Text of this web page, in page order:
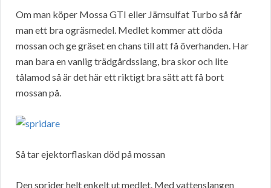
Om man köper Mossa GTI eller Järnsulfat Turbo så får
man ett bra ogräsmedel. Medlet kommer att döda
mossan och ge gräset en chans till att få överhanden. Har
man bara en vanlig trädgårdsslang, bra skor och lite
tålamod så är det här ett riktigt bra sätt att få bort
mossan på.
Så tar ejektorflaskan död på mossan
Den sprider helt enkelt ut medlet. Med vattenslangen